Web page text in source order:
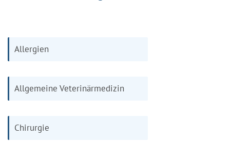
Allergien
Allgemeine Veterinärmedizin
Chirurgie